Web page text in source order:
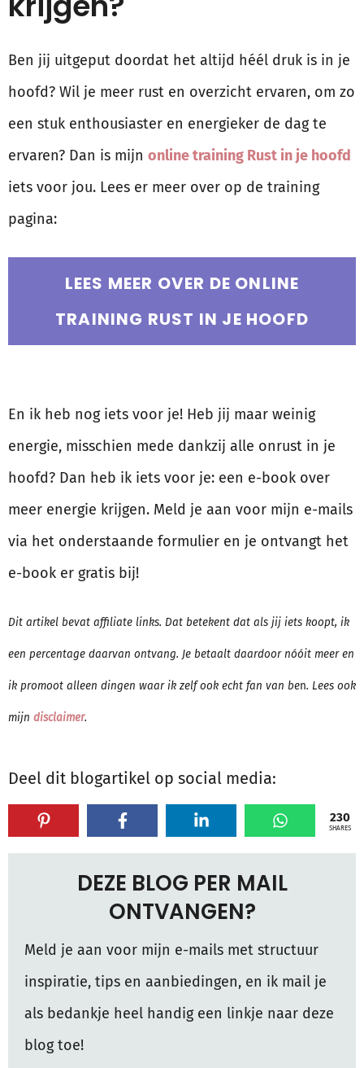
Ben jij uitgeput doordat het altijd héél druk is in je
hoofd? Wil je meer rust en overzicht ervaren, om zo
een stuk enthousiaster en energieker de dag te
ervaren? Dan is mijn online training Rust in je hoofd
iets voor jou. Lees er meer over op de training
pagina:
LEES MEER OVER DE ONLINE
TRAINING RUST IN JE HOOFD
En ik heb nog iets voor je! Heb jij maar weinig
energie, misschien mede dankzij alle onrust in je
hoofd? Dan heb ik iets voor je: een e-book over
meer energie krijgen. Meld je aan voor mijn e-mails
via het onderstaande formulier en je ontvangt het
e-book er gratis bij!
Dit artikel bevat affiliate links. Dat betekent dat als jij iets koopt, ik
een percentage daarvan ontvang. Je betaalt daardoor nóóit meer en
ik promoot alleen dingen waar ik zelf ook echt fan van ben. Lees ook
mijn disclaimer.
Deel dit blogartikel op social media:
230
SHARES
DEZE BLOG PER MAIL
ONTVANGEN?
Meld je aan voor mijn e-mails met structuur
inspiratie, tips en aanbiedingen, en ik mail je
als bedankje heel handig een linkje naar deze
blog toe!